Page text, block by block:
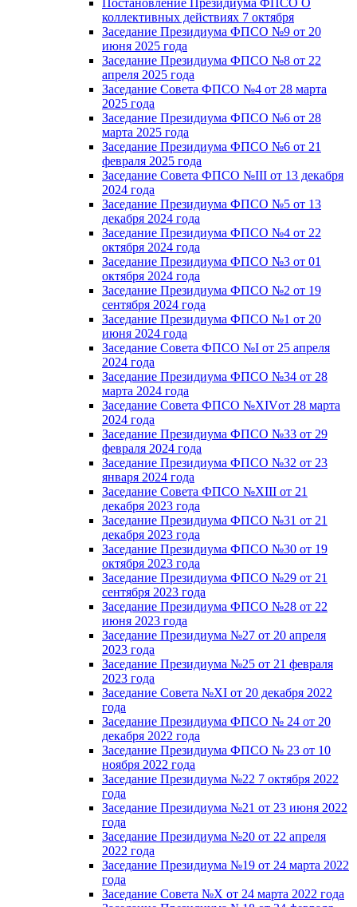
коллективных действиях 7 октября
Заседание Президиума ФПСО №9 от 20
июня 2025 года
Заседание Президиума ФПСО №8 от 22
апреля 2025 года
Заседание Совета ФПСО №4 от 28 марта
2025 года
Заседание Президиума ФПСО №6 от 28
марта 2025 года
Заседание Президиума ФПСО №6 от 21
февраля 2025 года
Заседание Совета ФПСО №III от 13 декабря
2024 года
Заседание Президиума ФПСО №5 от 13
декабря 2024 года
Заседание Президиума ФПСО №4 от 22
октября 2024 года
Заседание Президиума ФПСО №3 от 01
октября 2024 года
Заседание Президиума ФПСО №2 от 19
сентября 2024 года
Заседание Президиума ФПСО №1 от 20
июня 2024 года
Заседание Совета ФПСО №I от 25 апреля
2024 года
Заседание Президиума ФПСО №34 от 28
марта 2024 года
Заседание Совета ФПСО №XIVот 28 марта
2024 года
Заседание Президиума ФПСО №33 от 29
февраля 2024 года
Заседание Президиума ФПСО №32 от 23
января 2024 года
Заседание Совета ФПСО №XIII от 21
декабря 2023 года
Заседание Президиума ФПСО №31 от 21
декабря 2023 года
Заседание Президиума ФПСО №30 от 19
октября 2023 года
Заседание Президиума ФПСО №29 от 21
сентября 2023 года
Заседание Президиума ФПСО №28 от 22
июня 2023 года
Заседание Президиума №27 от 20 апреля
2023 года
Заседание Президиума №25 от 21 февраля
2023 года
Заседание Совета №XI от 20 декабря 2022
года
Заседание Президиума ФПСО № 24 от 20
декабря 2022 года
Заседание Президиума ФПСО № 23 от 10
ноября 2022 года
Заседание Президиума №22 7 октября 2022
года
Заседание Президиума №21 от 23 июня 2022
года
Заседание Президиума №20 от 22 апреля
2022 года
Заседание Президиума №19 от 24 марта 2022
года
Заседание Совета №X от 24 марта 2022 года